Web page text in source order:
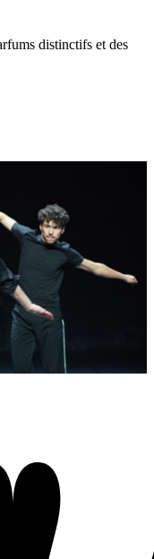
distinctifs et des